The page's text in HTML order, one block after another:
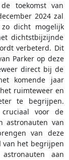
toekomst van
2024 zal
zo dicht mogelijk
dichtstbijzijnde
verbeterd. Dit
Parker op deze
direct bij de
komende jaar
ruimteweer en
te begrijpen.
voor de
astronauten van
van deze
van het begrijpen
aan